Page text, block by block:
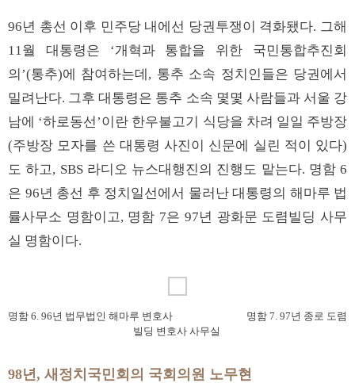
96년 총선 이후 민주당 내에선 당권투쟁이 격화됐다. 그해
11월 대통령은 ‘개혁과 통합을 위한 국민통합추진회
의’(통추)에 참여하는데, 통추 소속 정치인들은 당권에서
밀려난다. 그후 대통령은 통추 소속 몇몇 사람들과 서울 강
남에 ‘하로동선’이란 한우불고기 식당을 차려 일일 주방장
(주방장 모자를 쓴 대통령 사진이 신문에 실린 적이 있다)
도 하고, SBS 라디오 뉴스대행진의 진행도 맡는다. 명함 6
은 96년 총선 후 정치일선에서 물러난 대통령의 해마루 법
률사무소 명함이고, 명함 7은 97년 광화문 도렴빌딩 사무
실 명함이다.
명함 6. 96년 법무법인 해마루 변호사 명함 7. 97년 종로 도렴
빌딩 변호사 사무실
98년, 새정치국민회의 국회의원 노무현